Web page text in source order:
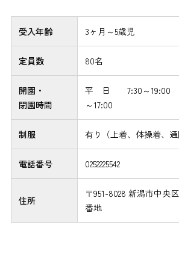
受入年齢 3ヶ月～5歳児
定員数 80名
開園・
閉園時間
平 日 7:30～
～17:00
制服 有り（上着、体操着、通
電話番号 0252225542
住所
〒951-8028 新潟市中央
番地